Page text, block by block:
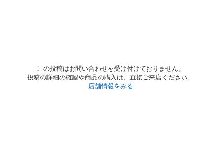
この投稿はお問い合わせを受け付けておりません。
投稿の詳細の確認や商品の購入は、直接ご来店ください。
店舗情報をみる